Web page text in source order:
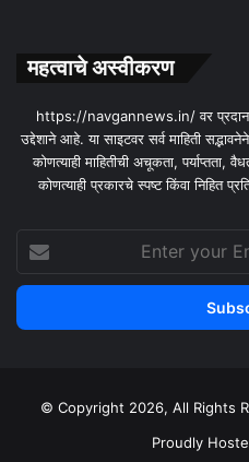
महत्वाचे अस्वीकरण
https://navgannews.in/ वर प्रदान
उद्देशाने आहे. या साइटवर सर्व माहिती
कोणत्याही माहितीची अचूकता, पर्याप्तता,
कोणत्याही प्रकारचे स्पष्ट किंवा निहित
your
Email
© Copyright 2026, All Rights
Proudly